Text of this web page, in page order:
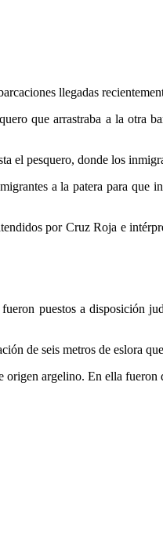
llegadas
que arrastraba a la otra
el pesquero, donde los
a la patera para
por Cruz Roja e
puestos a
de seis metros de eslora
origen argelino. En ella fueron